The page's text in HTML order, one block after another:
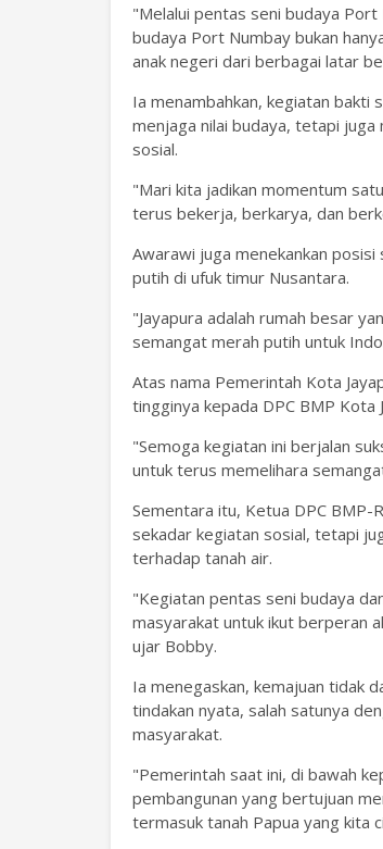
"Melalui pentas seni budaya Port
budaya Port Numbay bukan
anak negeri dari berbagai latar
Ia menambahkan, kegiatan bakti
menjaga nilai budaya, tetapi juga
sosial.
"Mari kita jadikan momentum
terus bekerja, berkarya, dan
Awarawi juga menekankan
putih di ufuk timur Nusantara.
"Jayapura adalah rumah besar
semangat merah putih untuk
Atas nama Pemerintah Kota
tingginya kepada DPC BMP
"Semoga kegiatan ini berjalan
untuk terus memelihara
Sementara itu, Ketua DPC BMP-
sekadar kegiatan sosial, tetapi
terhadap tanah air.
"Kegiatan pentas seni budaya
masyarakat untuk ikut berperan
ujar Bobby.
Ia menegaskan, kemajuan tidak
tindakan nyata, salah satunya
masyarakat.
"Pemerintah saat ini, di bawah
pembangunan yang bertujuan
termasuk tanah Papua yang kita